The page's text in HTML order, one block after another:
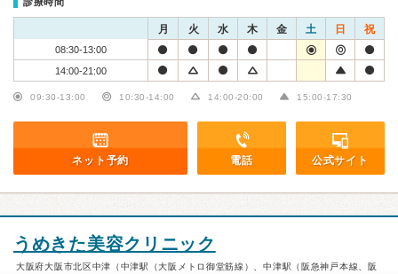
月 火 水 木 金 土 日 祝
08:30-13:00
14:00-21:00
09:30-13:00 10:30-14:00 14:00-20:00 15:00-17:30
ネット予約 電話 公式サイト
うめきた美容クリニック
大阪府大阪市北区中津（中津駅（大阪メトロ御堂筋線）、中津駅（阪急神戸本線、阪